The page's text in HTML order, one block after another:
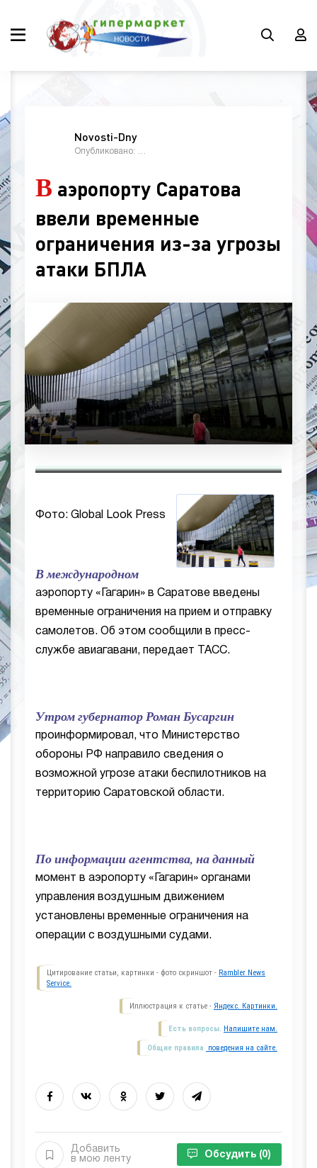
Novosti-Dny
В аэропорту Саратова
ввели временные
ограничения из-за угрозы
атаки БПЛА
Фото: Global Look Press
В международном
аэропорту «Гагарин» в Саратове введены
временные ограничения на прием и отправку
самолетов. Об этом сообщили в пресс-
службе авиагавани, передает ТАСС.
Утром губернатор Роман Бусаргин
проинформировал, что Министерство
обороны РФ направило сведения о
возможной угрозе атаки беспилотников на
территорию Саратовской области.
По информации агентства, на данный
момент в аэропорту «Гагарин» органами
управления воздушным движением
установлены временные ограничения на
операции с воздушными судами.
Цитирование статьи, картинки - фото скриншот - Rambler News
Service.
Иллюстрация к статье - Яндекс. Картинки.
Есть вопросы. Напишите нам.
Общие правила поведения на сайте.
Добавить
в мою ленту
Обсудить (0)